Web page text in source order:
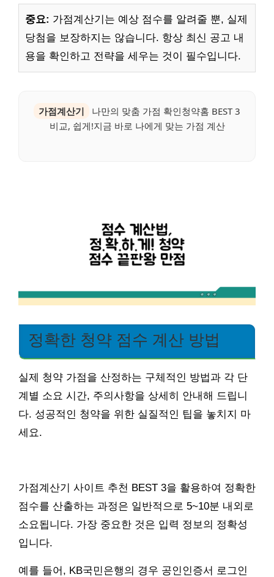
중요: 가점계산기는 예상 점수를 알려줄 뿐, 실제
당첨을 보장하지는 않습니다. 항상 최신 공고 내
용을 확인하고 전략을 세우는 것이 필수입니다.
가점계산기
나만의 맞춤 가점 확인청약홈 BEST 3
비교, 쉽게!지금 바로 나에게 맞는 가점 계산
정확한 청약 점수 계산 방법
실제 청약 가점을 산정하는 구체적인 방법과 각 단
계별 소요 시간, 주의사항을 상세히 안내해 드립니
다. 성공적인 청약을 위한 실질적인 팁을 놓치지 마
세요.
가점계산기 사이트 추천 BEST 3을 활용하여 정확한
점수를 산출하는 과정은 일반적으로 5~10분 내외로
소요됩니다. 가장 중요한 것은 입력 정보의 정확성
입니다.
예를 들어, KB국민은행의 경우 공인인증서 로그인